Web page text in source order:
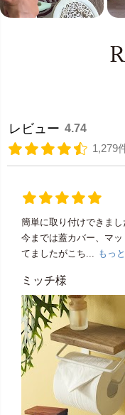
レビュー 4.74
1,279
簡単に取り付けできまし
今までは蓋カバー、マ
てましたがこち...
もっ
ミッチ様